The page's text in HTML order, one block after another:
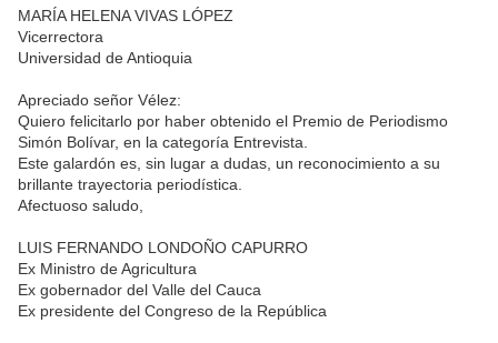
MARÍA HELENA VIVAS LÓPEZ
Vicerrectora
Universidad de Antioquia
Apreciado señor Vélez:
Quiero felicitarlo por haber obtenido el Premio de Periodismo
Simón Bolívar, en la categoría Entrevista.
Este galardón es, sin lugar a dudas, un reconocimiento a su
brillante trayectoria periodística.
Afectuoso saludo,
LUIS FERNANDO LONDOÑO CAPURRO
Ex Ministro de Agricultura
Ex gobernador del Valle del Cauca
Ex presidente del Congreso de la República